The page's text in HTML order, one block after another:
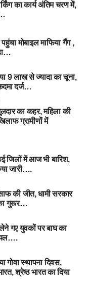
का कार्य अंतिम चरण में,
मोबाइल माफिया गैंग ,
9 लाख से ज्यादा का चूना,
दर्ज…
का कहर, महिला की
ग्रामीणों में
जिलों में आज भी बारिश,
जारी….
की जीत, धामी सरकार
गुरूर…
गए युवकों पर बाघ का
गोवा स्थापना दिवस,
श्रेष्ठ भारत का दिया